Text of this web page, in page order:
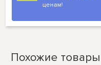
ценам!
Похожие товары